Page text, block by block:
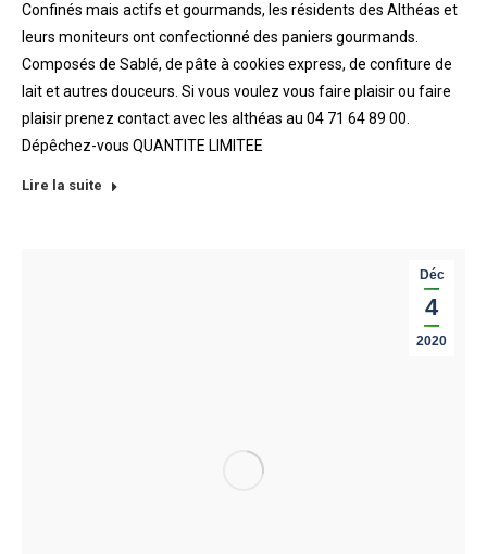
Confinés mais actifs et gourmands, les résidents des Althéas et
leurs moniteurs ont confectionné des paniers gourmands.
Composés de Sablé, de pâte à cookies express, de confiture de
lait et autres douceurs. Si vous voulez vous faire plaisir ou faire
plaisir prenez contact avec les althéas au 04 71 64 89 00.
Dépêchez-vous QUANTITE LIMITEE
Lire la suite
Déc
4
2020